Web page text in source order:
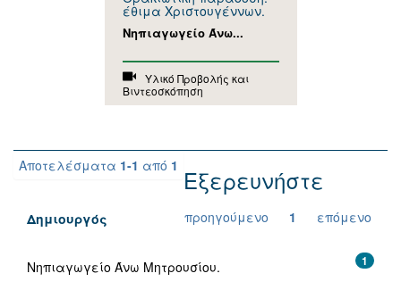
έθιμα Χριστουγέννων.
Νηπιαγωγείο Άνω...
Υλικό Προβολής και
Βιντεοσκόπηση
Αποτελέσματα 1-1 από 1
προηγούμενο 1 επόμενο
Εξερευνήστε
Δημιουργός
1
Νηπιαγωγείο Άνω Μητρουσίου.